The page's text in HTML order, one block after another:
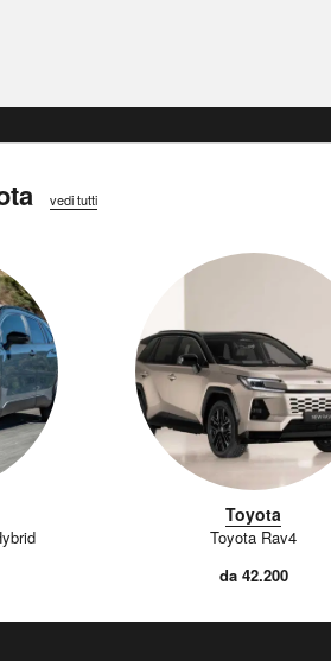
vedi tutti
Toyota
Toyota Rav4
da 42.200